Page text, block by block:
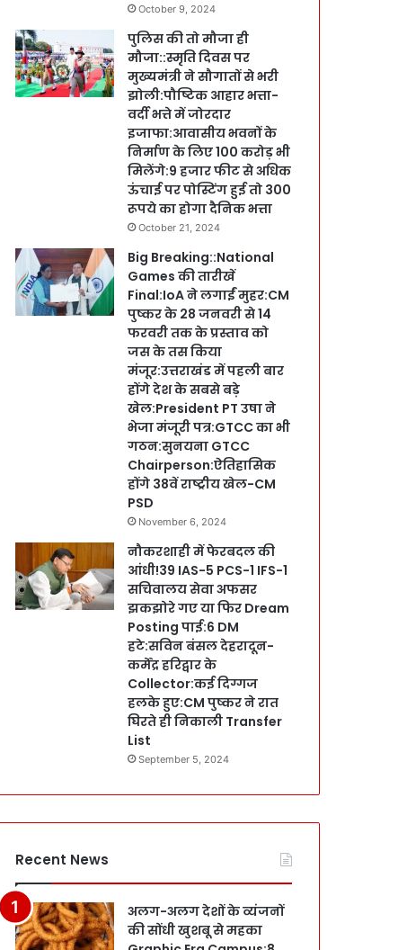
October 9, 2024
पुलिस की तो मौजा ही
मौजा::स्मृति दिवस पर
मुख्यमंत्री ने सौगातों से भरी
झोली:पौष्टिक आहार भत्ता-
वर्दी भत्ते में जोरदार
इजाफा:आवासीय भवनों के
निर्माण के लिए 100 करोड़ भी
मिलेंगे:9 हजार फीट से अधिक
ऊंचाई पर पोस्टिंग हुई तो 300
रूपये का होगा दैनिक भत्ता
October 21, 2024
Big Breaking::National
Games की तारीखें
Final:IoA ने लगाईं मुहर:CM
पुष्कर के 28 जनवरी से 14
फरवरी तक के प्रस्ताव को
जस के तस किया
मंजूर:उत्तराखंड में पहली बार
होंगे देश के सबसे बड़े
खेल:President PT उषा ने
भेजा मंजूरी पत्र:GTCC का भी
गठन:सुनयना GTCC
Chairperson:ऐतिहासिक
होंगे 38वें राष्ट्रीय खेल-CM
PSD
November 6, 2024
नौकरशाही में फेरबदल की
आंधी!39 IAS-5 PCS-1 IFS-1
सचिवालय सेवा अफसर
झकझोरे गए या फिर Dream
Posting पाई:6 DM
हटे:सविन बंसल देहरादून-
कर्मेंद्र हरिद्वार के
Collector:कई दिग्गज
हलके हुए:CM पुष्कर ने रात
घिरते ही निकाली Transfer
List
September 5, 2024
Recent News
अलग-अलग देशों के व्यंजनों
की सोंधी खुशबू से महका